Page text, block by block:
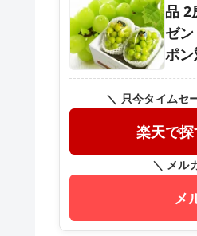
品 2
ゼ
ポン
＼ 只今タイムセ
楽天で
＼ メル
メ